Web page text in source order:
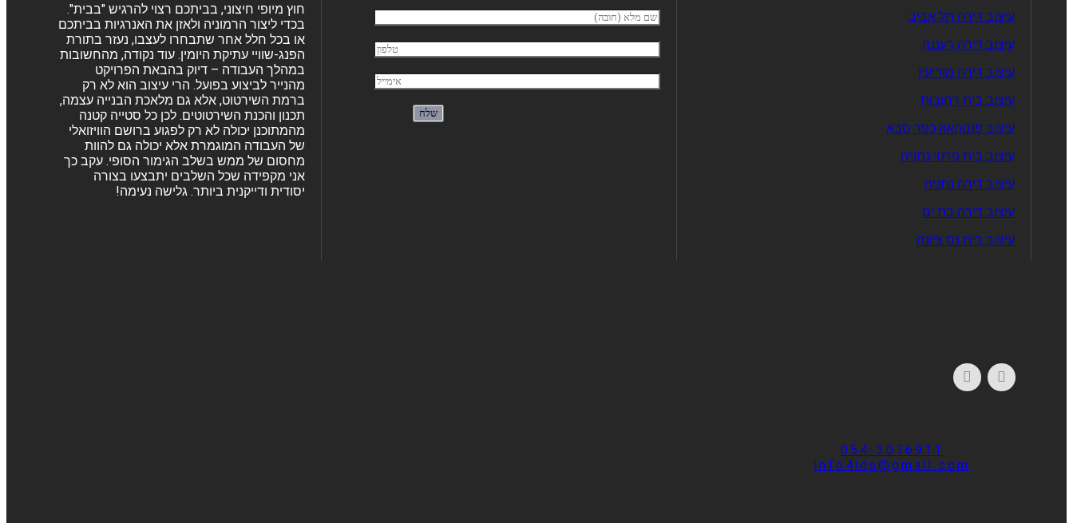
עיצוב דירה תל אביב
עיצוב דירה רעננה
עיצוב דירה מודיעין
עיצוב בית רחובות
עיצוב פנטהאוז כפר סבא
עיצוב בית פרטי נתניה
עיצוב דירה נתניה
עיצוב דירה בת ים
עיצוב בית נס ציונה
חוץ מיופי חיצוני, בביתכם רצוי להרגיש "בבית".
בכדי ליצור הרמוניה ולאזן את האנרגיות בביתכם
או בכל חלל אחר שתבחרו לעצבו, נעזר בתורת
הפנג-שוויי עתיקת היומין. עוד נקודה, מהחשובות
במהלך העבודה – דיוק בהבאת הפרויקט
מהנייר לביצוע בפועל. הרי עיצוב הוא לא רק
ברמת השירטוט, אלא גם מלאכת הבנייה עצמה,
תכנון והכנת השירטוטים. לכן כל סטייה קטנה
מהמתוכנן יכולה לא רק לפגוע ברושם הוויזואלי
של העבודה המוגמרת אלא יכולה גם להוות
מחסום של ממש בשלב הגימור הסופי. עקב כך
אני מקפידה שכל השלבים יתבצעו בצורה
יסודית ודייקנית ביותר. גלישה נעימה!
054-3076911
info4ids@gmail.com